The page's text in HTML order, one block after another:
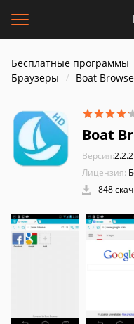
Бесплатные программы
Браузеры
Boat
Boat
Версия:2.2.2
Лицензия:
848